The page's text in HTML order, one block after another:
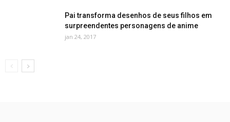
Pai transforma desenhos de seus filhos em
surpreendentes personagens de anime
jan 24, 2017